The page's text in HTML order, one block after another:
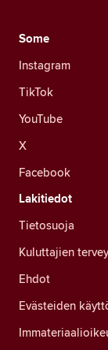
Some
Instagram
TikTok
YouTube
X
Facebook
Lakitiedot
Tietosuoja
Kuluttajien
Ehdot
Evästeiden